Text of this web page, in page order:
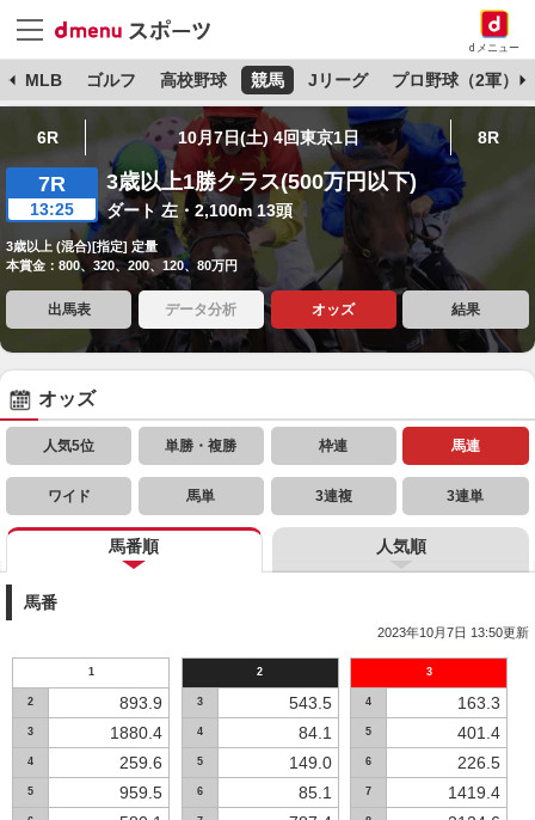
dメニュー
MLB ゴルフ 高校野球 競馬 Jリーグ プロ野球（2軍）
6R 10月7日(土) 4回東京1日 8R
7R
13:25
3歳以上1勝クラス(500万円以下)
ダート 左・2,100m 13頭
3歳以上 (混合)[指定] 定量
本賞金：800、320、200、120、80万円
出馬表 データ分析 オッズ 結果
オッズ
人気5位 単勝・複勝 枠連 馬連
ワイド 馬単 3連複 3連単
馬番順 人気順
馬番
2023年10月7日 13:50更新
1
2 893.9
3 1880.4
4 259.6
5 959.5
2
3 543.5
4 84.1
5 149.0
6 85.1
3
4 163.3
5 401.4
6 226.5
7 1419.4